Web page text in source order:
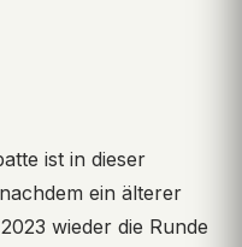
ist in dieser
ein älterer
wieder die Runde